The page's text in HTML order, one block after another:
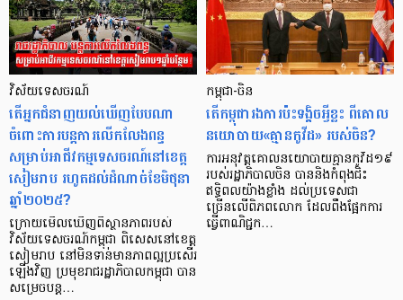
វិស័យទេសចរណ៍
តើអ្នកជំនាញយល់ឃើញបែបណា
ចំពោះការបន្តការលើកលែងពន្ធ
សម្រាប់អាជីវកម្មទេសចរណ៍នៅខេត្ត
សៀមរាប រហូតដល់ដំណាច់ខែមិថុនា
ឆ្នាំ២០២៥?
ក្រោយមើលឃើញពីស្ថានភាពរបស់
វិស័យទេសចរណ៍កម្ពុជា ពិសេសនៅខេត្ត
សៀមរាប នៅមិនទាន់មានភាពល្អប្រសើរ
ឡើងវិញ ប្រមុខរាជរដ្ឋាភិបាលកម្ពុជា បាន
សម្រេចបន្ត…
កម្ពុជា-ចិន
តើកម្ពុជារងការប៉ះទង្គិចអ្វីខ្លះ ពីគោល
នយោបាយ«គ្មានកូវីដ» របស់ចិន?
ការអនុវត្តគោលនយោបាយគ្មានកូវីដ១៩
របស់រដ្ឋាភិបាលចិន បាននិងកំពុងជិះ
ឥទ្ធិពលយ៉ាងខ្លាំង ដល់ប្រទេសជា
ច្រើនលើពិភពលោក ដែលពឹងផ្អែកការ
ធ្វើពាណិជ្ជក…